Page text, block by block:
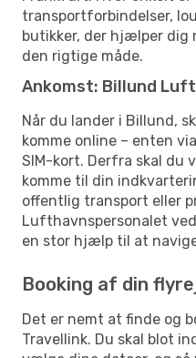
transportforbindelser,
butikker, der hjælper dig
den rigtige måde.
Ankomst: Billund
Når du lander i Billund,
komme online – enten
SIM-kort. Derfra skal du
komme til din
offentlig transport eller
Lufthavnspersonalet
en stor hjælp til at
Booking af din
Det er nemt at finde og
Travellink. Du skal blot